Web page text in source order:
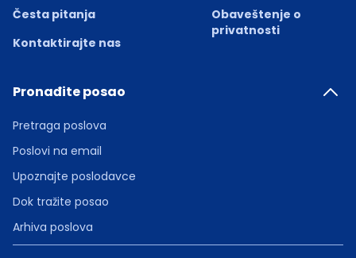
Česta pitanja
Kontaktirajte nas
Obaveštenje o
privatnosti
Pronađite posao
Pretraga poslova
Poslovi na email
Upoznajte poslodavce
Dok tražite posao
Arhiva poslova